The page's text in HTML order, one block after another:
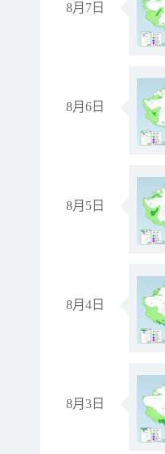
8月7日
8月6日
8月5日
8月4日
8月3日